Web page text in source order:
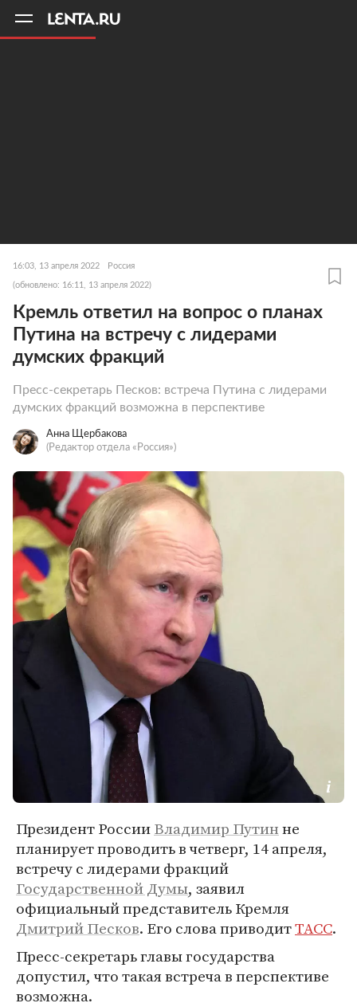
16:03, 13 апреля 2022 Россия
(обновлено: 16:11, 13 апреля 2022)
Кремль ответил на вопрос о планах
Путина на встречу с лидерами
думских фракций
Пресс-секретарь Песков: встреча Путина с лидерами
думских фракций возможна в перспективе
Анна Щербакова
(Редактор отдела «Россия»)
Президент РоссииВладимир Путинне
планирует проводить в четверг, 14 апреля,
встречу с лидерами фракций
Государственной Думы, заявил
официальный представитель Кремля
Дмитрий Песков. Его слова приводитТАСС.
Пресс-секретарь главы государства
допустил, что такая встреча в перспективе
возможна.